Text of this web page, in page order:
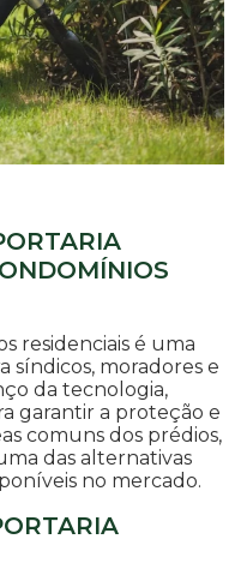
residenciais é uma
síndicos, moradores e
da tecnologia,
garantir a proteção e
comuns dos prédios,
das alternativas
no mercado.